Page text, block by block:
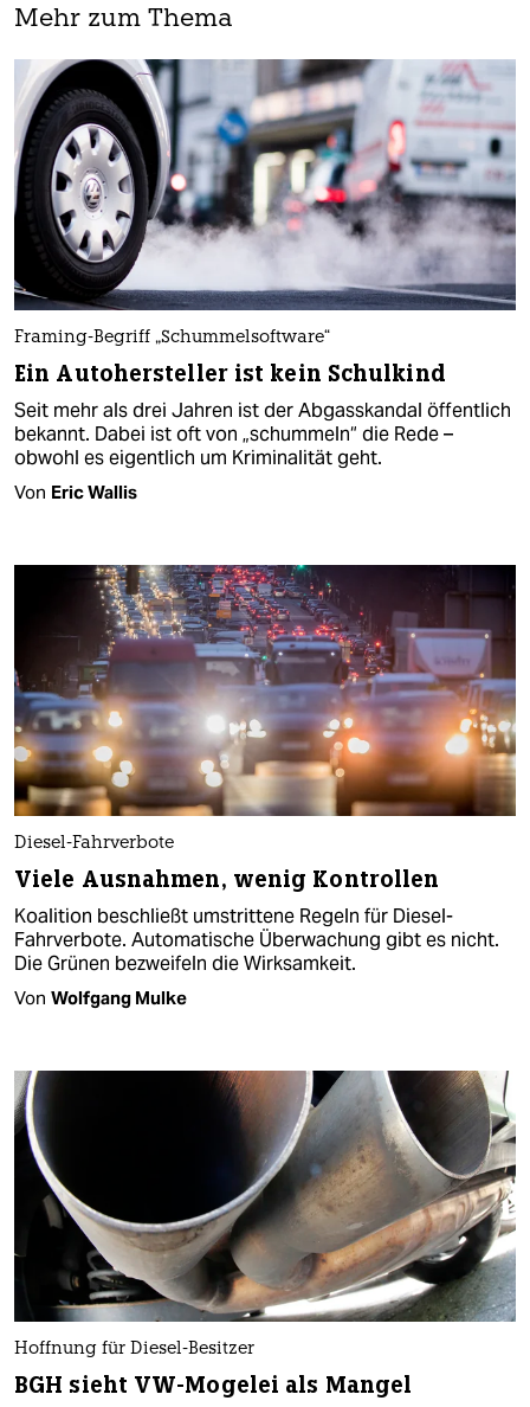
Mehr zum Thema
Framing-Begriff „Schummelsoftware“
Ein Autohersteller ist kein Schulkind
Seit mehr als drei Jahren ist der Abgasskandal öffentlich
bekannt. Dabei ist oft von „schummeln“ die Rede –
obwohl es eigentlich um Kriminalität geht.
Von Eric Wallis
Diesel-Fahrverbote
Viele Ausnahmen, wenig Kontrollen
Koalition beschließt umstrittene Regeln für Diesel-
Fahrverbote. Automatische Überwachung gibt es nicht.
Die Grünen bezweifeln die Wirksamkeit.
Von Wolfgang Mulke
Hoffnung für Diesel-Besitzer
BGH sieht VW-Mogelei als Mangel